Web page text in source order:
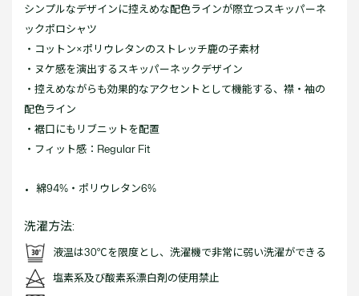
シンプルなデザインに控えめな配色ラインが際立つスキッパーネ
ックポロシャツ
・コットン×ポリウレタンのストレッチ鹿の子素材
・ヌケ感を演出するスキッパーネックデザイン
・控えめながらも効果的なアクセントとして機能する、襟・袖の
配色ライン
・裾口にもリブニットを配置
・フィット感：Regular Fit
綿94%・ポリウレタン6%
洗濯方法:
液温は30℃を限度とし、洗濯機で非常に弱い洗濯ができる
塩素系及び酸素系漂白剤の使用禁止